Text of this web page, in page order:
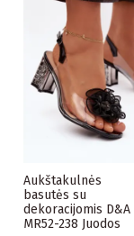
Aukštakulnės
basutės su
dekoracijomis D&A
MR52-238 Juodos